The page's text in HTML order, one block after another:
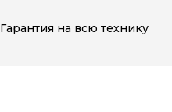
Гарантия на всю технику